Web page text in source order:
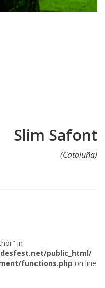
Slim Safont
(Cataluña)
in
public_html/
functions.php on line